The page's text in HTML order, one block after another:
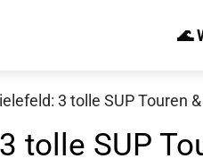
🌊
3 tolle SUP Touren
tolle SUP